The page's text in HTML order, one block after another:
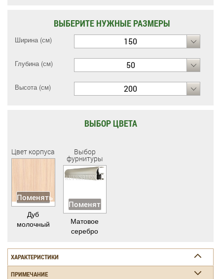
ВЫБЕРИТЕ НУЖНЫЕ РАЗМЕРЫ
Ширина (см) 150
Глубина (см) 50
Высота (см) 200
ВЫБОР ЦВЕТА
Цвет корпуса
Поменять
Дуб
молочный
Выбор
фурнитуры
Поменять
Матовое
серебро
ХАРАКТЕРИСТИКИ
ПРИМЕЧАНИЕ